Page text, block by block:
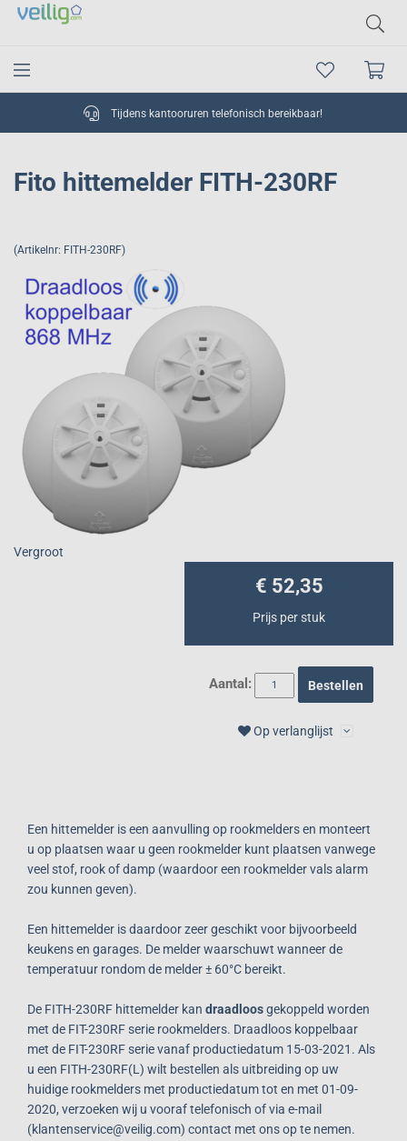
Tijdens kantooruren telefonisch bereikbaar!
Fito hittemelder FITH-230RF
(Artikelnr: FITH-230RF)
Vergroot
€ 52,35
Prijs per stuk
Aantal: Bestellen
Op verlanglijst
Een hittemelder is een aanvulling op rookmeldersen monteert
u op plaatsen waar u geen rookmelder kunt plaatsen vanwege
veel stof, rook of damp (waardoor een rookmelder vals alarm
zou kunnen geven).
Een hittemelder is daardoor zeer geschikt voor bijvoorbeeld
keukens en garages. De melder waarschuwt wanneer de
temperatuur rondom de melder ± 60°C bereikt.
De FITH-230RF hittemelder kan draadloosgekoppeld worden
met de FIT-230RF serie rookmelders. Draadloos koppelbaar
met de FIT-230RF serie vanaf productiedatum 15-03-2021. Als
u een FITH-230RF(L) wilt bestellen als uitbreiding op uw
huidige rookmelders met productiedatum tot en met 01-09-
2020, verzoeken wij u vooraf telefonisch of via e-mail
(klantenservice@veilig.com) contact met ons op te nemen.